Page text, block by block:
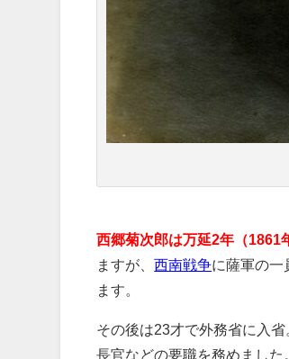
西郷菊次郎は万延2年（1861
ますが、西南戦争に薩軍の一
ます。
その後は23才で外務省に入
長官などの要職を務めまし